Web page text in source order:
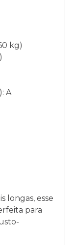
kg)
A
longas, esse
para